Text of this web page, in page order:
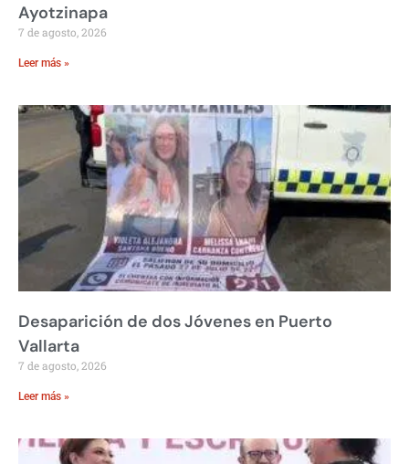
Ayotzinapa
7 de agosto, 2026
Leer más »
Desaparición de dos Jóvenes en Puerto
Vallarta
7 de agosto, 2026
Leer más »